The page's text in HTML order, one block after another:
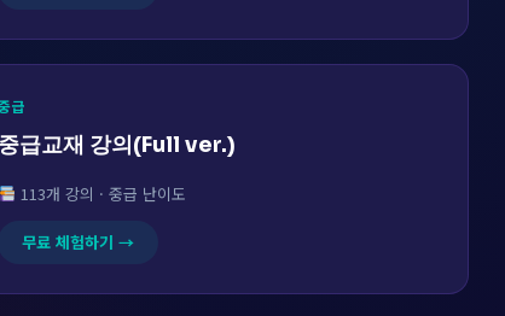
급
중급교재 강의(Full ver.)
113개 강의 · 중급 난이도
무료 체험하기 →